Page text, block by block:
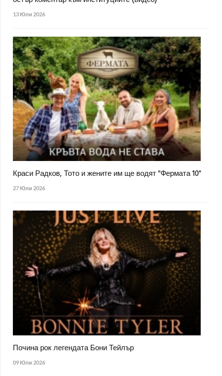
13 Юли 2026
Краси Радков, Тото и жените им ще водят "Фермата 10"
27 Юли 2026
Почина рок легендата Бони Тейлър
09 Юли 2026